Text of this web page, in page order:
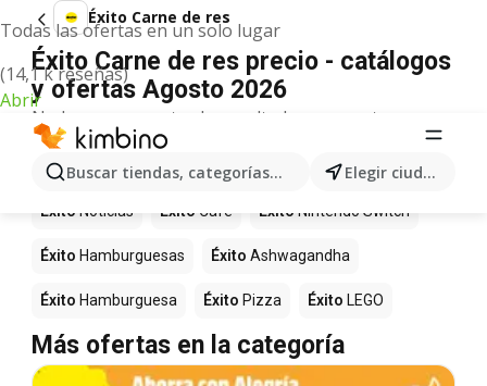
Todas las ofertas en un solo lugar
(14,1 k reseñas)
Abrir
Buscar tiendas, categorías, productos... Elegir ciudad
Éxito Carne de res
Éxito Carne de res precio - catálogos
y ofertas Agosto 2026
No hemos encontrado resultados para este
término.
Más productos en tiendas Éxito
Éxito Noticias Éxito Café Éxito Nintendo Switch
Éxito Hamburguesas Éxito Ashwagandha
Éxito Hamburguesa Éxito Pizza Éxito LEGO
Más ofertas en la categoría